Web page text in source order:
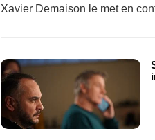
Xavier Demaison le met en